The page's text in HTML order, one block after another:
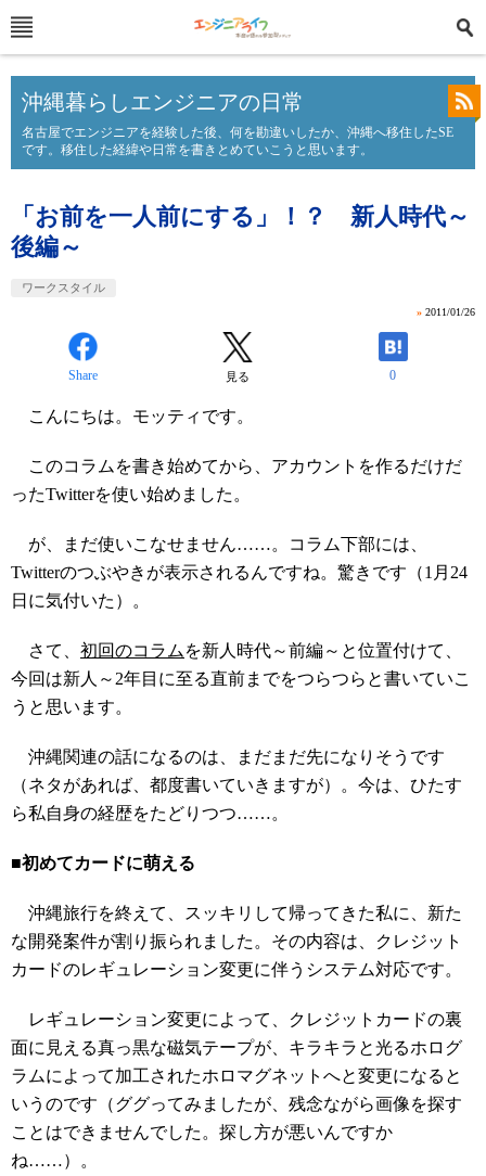
沖縄暮らしエンジニアの日常
名古屋でエンジニアを経験した後、何を勘違いしたか、沖縄へ移住したSE
です。移住した経緯や日常を書きとめていこうと思います。
「お前を一人前にする」！？ 新人時代～
後編～
ワークスタイル
» 2011/01/26
Share 見る 0
こんにちは。モッティです。
このコラムを書き始めてから、アカウントを作るだけだ
ったTwitterを使い始めました。
が、まだ使いこなせません……。コラム下部には、
Twitterのつぶやきが表示されるんですね。驚きです（1月24
日に気付いた）。
さて、 初回のコラム を新人時代～前編～と位置付けて、
今回は新人～2年目に至る直前までをつらつらと書いていこ
うと思います。
沖縄関連の話になるのは、まだまだ先になりそうです
（ネタがあれば、都度書いていきますが）。今は、ひたす
ら私自身の経歴をたどりつつ……。
■初めてカードに萌える
沖縄旅行を終えて、スッキリして帰ってきた私に、新た
な開発案件が割り振られました。その内容は、クレジット
カードのレギュレーション変更に伴うシステム対応です。
レギュレーション変更によって、クレジットカードの裏
面に見える真っ黒な磁気テープが、キラキラと光るホログ
ラムによって加工されたホロマグネットへと変更になると
いうのです（ググってみましたが、残念ながら画像を探す
ことはできませんでした。探し方が悪いんですか
ね……）。